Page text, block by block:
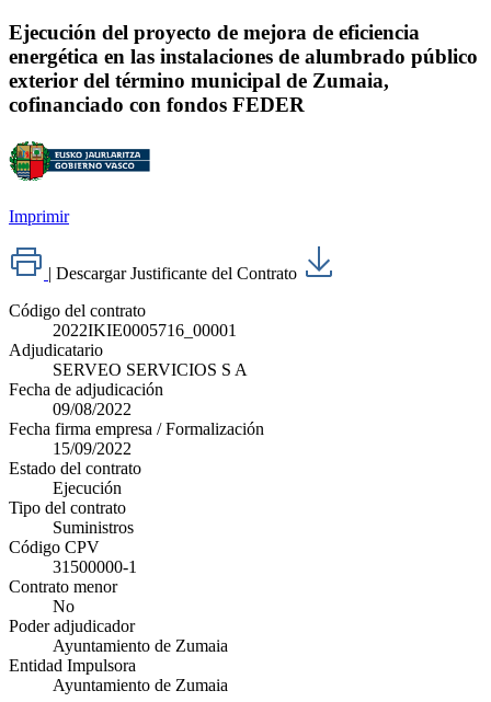
Ejecución del proyecto de mejora de eficiencia
energética en las instalaciones de alumbrado público
exterior del término municipal de Zumaia,
cofinanciado con fondos FEDER
Imprimir
| Descargar Justificante del Contrato
Código del contrato
2022IKIE0005716_00001
Adjudicatario
SERVEO SERVICIOS S A
Fecha de adjudicación
09/08/2022
Fecha firma empresa / Formalización
15/09/2022
Estado del contrato
Ejecución
Tipo del contrato
Suministros
Código CPV
31500000-1
Contrato menor
No
Poder adjudicador
Ayuntamiento de Zumaia
Entidad Impulsora
Ayuntamiento de Zumaia